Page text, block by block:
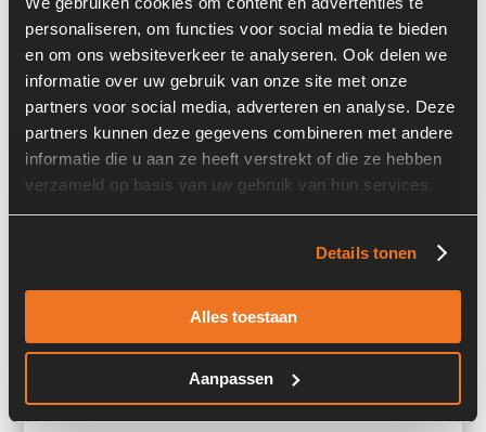
personaliseren, om functies voor social media te bieden
en om ons websiteverkeer te analyseren. Ook delen we
informatie over uw gebruik van onze site met onze
partners voor social media, adverteren en analyse. Deze
partners kunnen deze gegevens combineren met andere
informatie die u aan ze heeft verstrekt of die ze hebben
verzameld op basis van uw gebruik van hun services.
Details tonen
Alles toestaan
Aanpassen
Onderdeel Type:
M085078
Onderdeel nummer:
M085078
4I2H